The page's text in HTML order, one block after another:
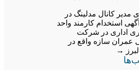
مدیر کانال مدلینگ در
آگهی استخدام کارمند واحد
اداری در شرکت
عمران سازه واقع در
→